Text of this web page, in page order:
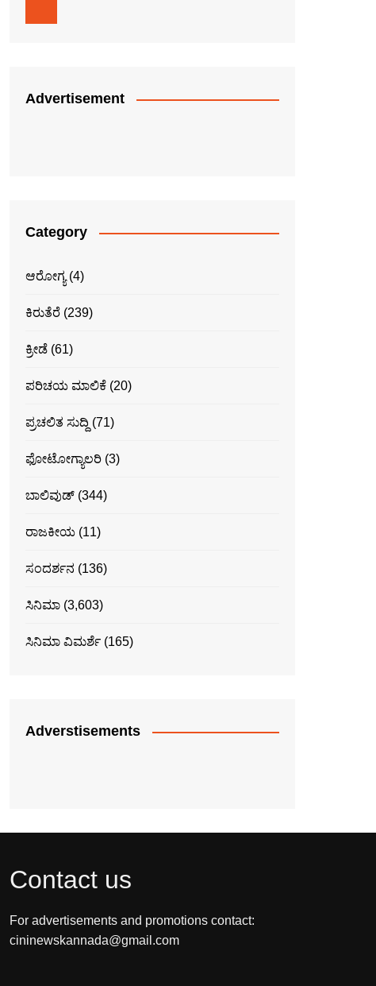
Advertisement
Category
ಆರೋಗ್ಯ(4)
ಕಿರುತೆರೆ (239)
ಕ್ರೀಡೆ (61)
ಪರಿಚಯ ಮಾಲಿಕೆ (20)
ಪ್ರಚಲಿತ ಸುದ್ದಿ (71)
ಫೋಟೋಗ್ಯಾಲರಿ (3)
ಬಾಲಿವುಡ್ (344)
ರಾಜಕೀಯ (11)
ಸಂದರ್ಶನ (136)
ಸಿನಿಮಾ (3,603)
ಸಿನಿಮಾ ವಿಮರ್ಶೆ (165)
Adverstisements
Contact us
For advertisements and promotions contact:
cininewskannada@gmail.com